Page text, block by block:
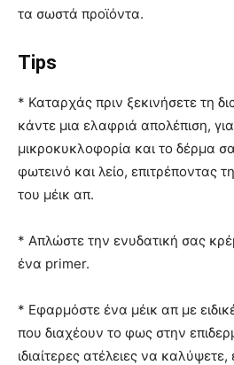
τα σωστά προϊόντα.
Tips
* Καταρχάς πριν ξεκινήσετε τη
κάντε μια ελαφριά απολέπιση, για
μικροκυκλοφορία και το δέρμα
φωτεινό και λείο, επιτρέποντας
του μέικ απ.
* Απλώστε την ενυδατική σας
ένα primer.
* Εφαρμόστε ένα μέικ απ με
που διαχέουν το φως στην
ιδιαίτερες ατέλειες να